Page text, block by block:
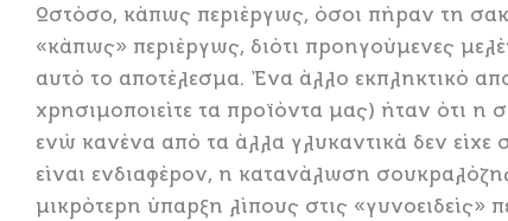
Ωστόσο, κάπως περιέργως, όσοι πήραν τη
«κάπως» περιέργως, διότι προηγούμενες
αυτό το αποτέλεσμα. Ένα άλλο εκπληκτικό
χρησιμοποιείτε τα προϊόντα μας) ήταν ότι
ενώ κανένα από τα άλλα γλυκαντικά δεν είχε
είναι ενδιαφέρον, η κατανάλωση
μικρότερη ύπαρξη λίπους στις «γυνοειδείς»